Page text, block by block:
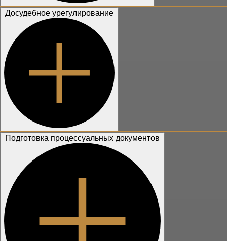
Досудебное урегулирование
Подготовка процессуальных документов